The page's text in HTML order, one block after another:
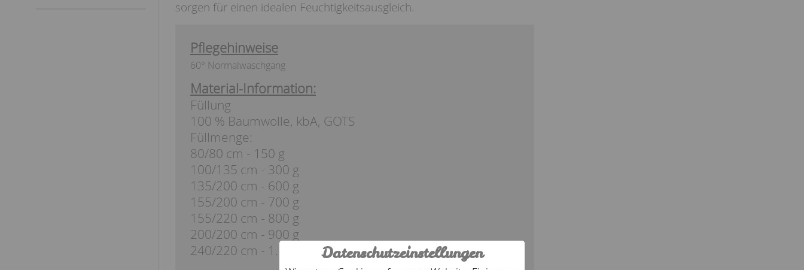
sorgen für einen idealen Feuchtigkeitsausgleich.
Pflegehinweise
60° Normalwaschgang
Material-Information:
Füllung
100 % Baumwolle, kbA, GOTS
Füllmenge:
80/80 cm - 150 g
100/135 cm - 300 g
135/200 cm - 600 g
155/200 cm - 700 g
155/220 cm - 800 g
200/200 cm - 900 g
240/220 cm - 1.150 g
Datenschutzeinstellungen